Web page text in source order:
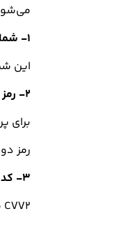
۱- شماره ۱۶ رقمی کارت
این
۲- رمز خرید اینترنتی یا رمز دوم
برای
رمز
۳- کد CVV2
CVV2 یک کد ۳ یا ۴ رقمی است که پشت یا روی کارت‌های بانکی درج می‌شود و به‌عنوان یک کد امنیتی در پرداخت‌های اینترنتی کاربرد دارد.